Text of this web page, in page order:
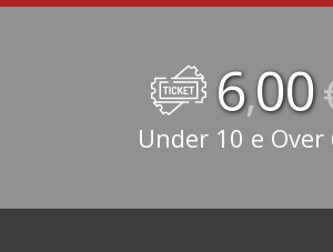
6,00
Under 10 e Over